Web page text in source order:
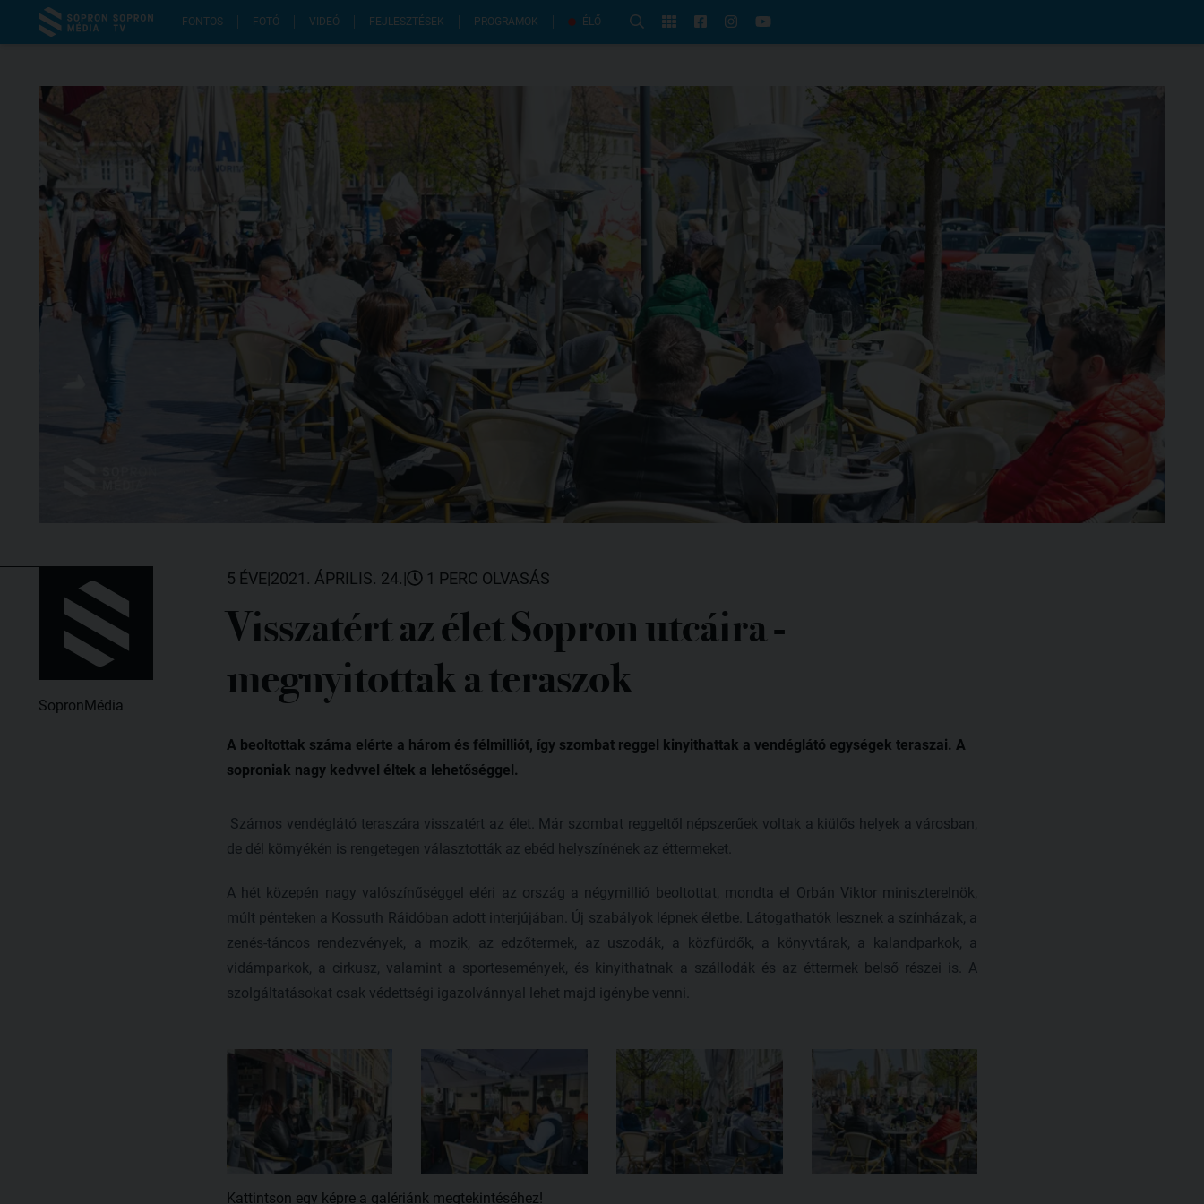
FONTOS FOTÓ VIDEÓ FEJLESZTÉSEK PROGRAMOK ÉLŐ
SopronMédia
5 ÉVE|2021. ÁPRILIS. 24.| 1 PERC OLVASÁS
Visszatért az élet Sopron utcáira -
megnyitottak a teraszok
A beoltottak száma elérte a három és félmilliót, így szombat reggel kinyithattak a vendéglátó egységek teraszai. A
soproniak nagy kedvvel éltek a lehetőséggel.
Számos vendéglátó teraszára visszatért az élet. Már szombat reggeltől népszerűek voltak a kiülős helyek a városban,
de dél környékén is rengetegen választották az ebéd helyszínének az éttermeket.
A hét közepén nagy valószínűséggel eléri az ország a négymillió beoltottat, mondta el Orbán Viktor miniszterelnök,
múlt pénteken a Kossuth Ráidóban adott interjújában. Új szabályok lépnek életbe. Látogathatók lesznek a színházak, a
zenés-táncos rendezvények, a mozik, az edzőtermek, az uszodák, a közfürdők, a könyvtárak, a kalandparkok, a
vidámparkok, a cirkusz, valamint a sportesemények, és kinyithatnak a szállodák és az éttermek belső részei is. A
szolgáltatásokat csak védettségi igazolvánnyal lehet majd igénybe venni.
Kattintson egy képre a galériánk megtekintéséhez!